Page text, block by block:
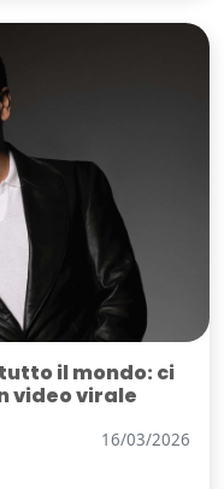
il mondo: ci
video virale
16/03/2026